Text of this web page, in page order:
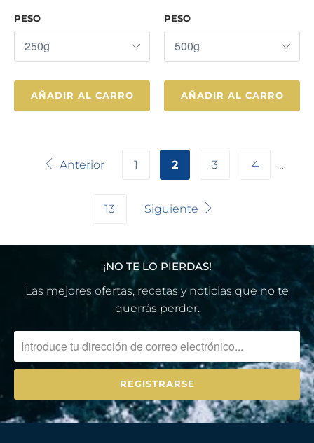
PESO
AÑADIR AL CARRO
PESO
AÑADIR AL CARRO
Anterior 1 2 3 4 …
13 Siguiente
¡NO TE LO PIERDAS!
Las mejores ofertas, recetas y noticias que no te
querrás perder.